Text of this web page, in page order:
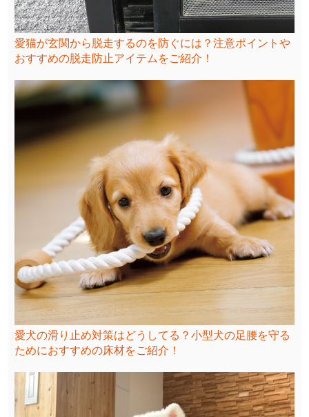
愛猫が玄関から脱走するのを防ぐには？注意ポイントや
おすすめの脱走防止アイテムをご紹介！
愛犬の滑り止め対策はどうしてる？小型犬の足腰を守る
ためにおすすめの床材をご紹介！